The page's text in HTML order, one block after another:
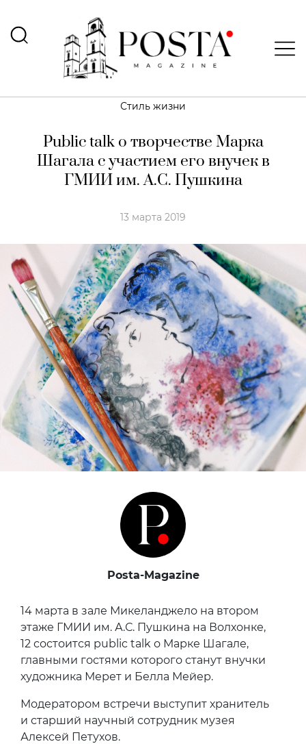
Стиль жизни
Public talk о творчестве Марка
Шагала с участием его внучек в
ГМИИ им. А.С. Пушкина
13 марта 2019
Posta-Magazine
14 марта в зале Микеланджело на втором
этаже ГМИИ им. А.С. Пушкина на Волхонке,
12 состоится public talk о Марке Шагале,
главными гостями которого станут внучки
художника Мерет и Белла Мейер.
Модератором встречи выступит хранитель
и старший научный сотрудник музея
Алексей Петухов.